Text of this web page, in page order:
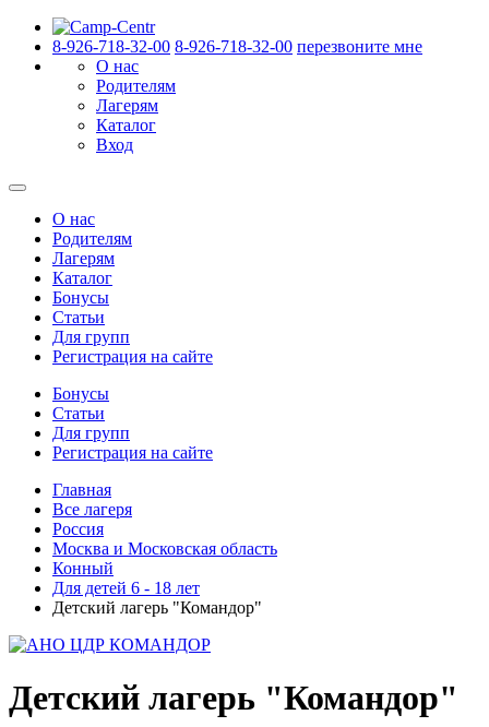
8-926-718-32-00 8-926-718-32-00 перезвоните мне
О нас
Родителям
Лагерям
Каталог
Вход
О нас
Родителям
Лагерям
Каталог
Бонусы
Статьи
Для групп
Регистрация на сайте
Бонусы
Статьи
Для групп
Регистрация на сайте
Главная
Все лагеря
Россия
Москва и Московская область
Конный
Для детей 6 - 18 лет
Детский лагерь "Командор"
Детский лагерь "Командор"